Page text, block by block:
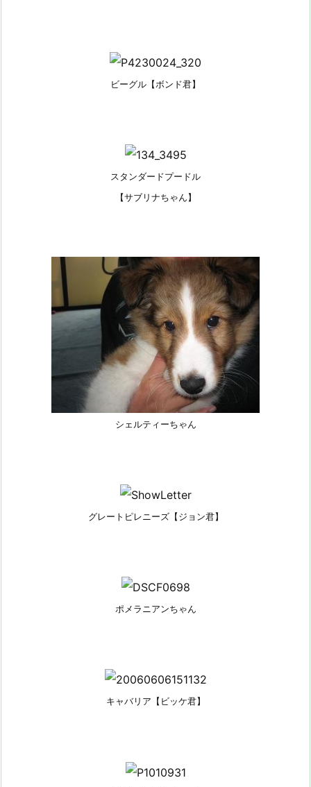
ビーグル【ボンド君】
スタンダードプードル
【サブリナちゃん】
シェルティーちゃん
グレートピレニーズ【ジョン君】
ポメラニアンちゃん
キャバリア【ビッケ君】